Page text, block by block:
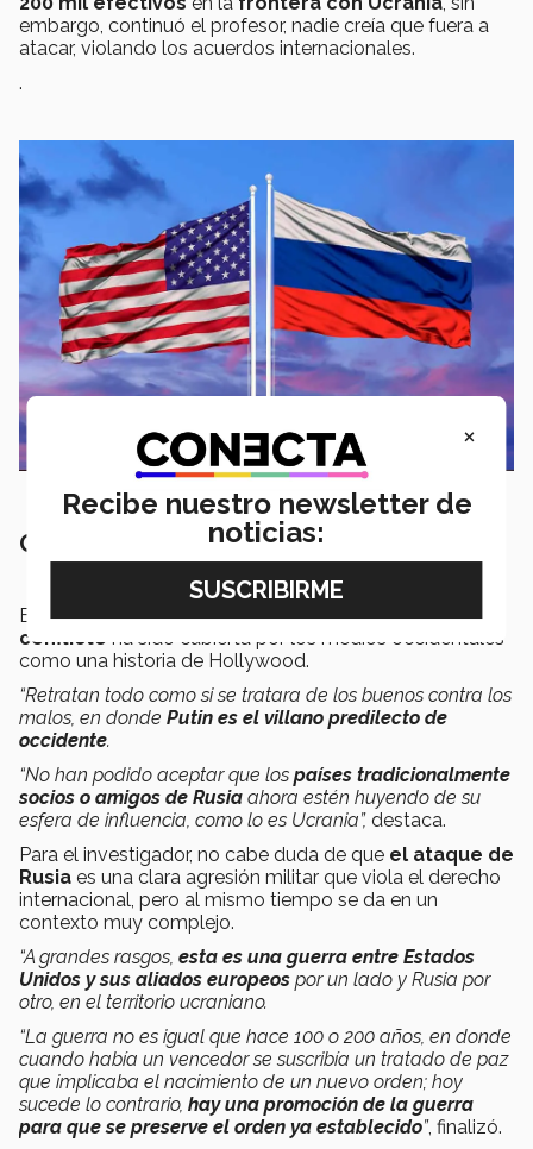
embargo, continuó el profesor, nadie creía que fuera a
atacar, violando los acuerdos internacionales.
.
Occidente y los medios
En opinión del experto, la situaciónactual del
conflicto ha sido cubierta por los medios occidentales
como una historia de Hollywood.
“Retratan todo como si se tratara de los buenos contra los
malos, en donde Putin es el villano predilecto de
occidente.
“No han podido aceptar que los países tradicionalmente
socios o amigos de Rusia ahora estén huyendo de su
esfera de influencia , como lo es Ucrania”, destaca.
Para el investigador, no cabe duda de que el ataque de
Rusia es una clara agresión militar que viola el derecho
internacional, pero al mismo tiempo se da en un
contexto muy complejo.
“A grandes rasgos, esta es una guerra entre Estados
Unidos y sus aliados europeos por un lado y Rusia por
otro, en el territorio ucraniano.
“La guerra no es igual que hace 100 o 200 años, en donde
cuando había un vencedor se suscribía un tratado de paz
que implicaba el nacimiento de un nuevo orden; hoy
sucede lo contrario, hay una promoción de la guerra
para que se preserve el orden ya establecido”, finalizó.
×
Recibe nuestro newsletter de
noticias: